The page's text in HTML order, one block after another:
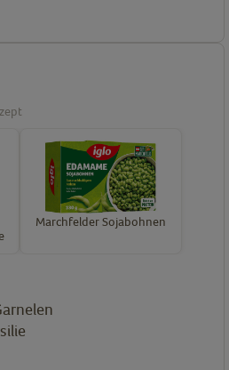
Marchfelder Sojabohnen